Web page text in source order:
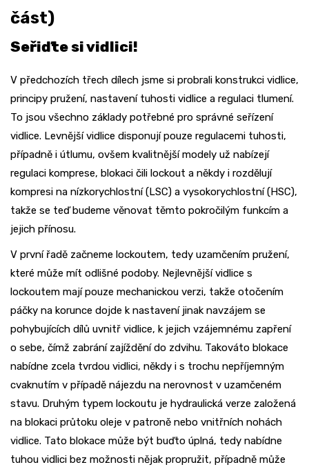
část)
Seřiďte si vidlici!
V předchozích třech dílech jsme si probrali konstrukci vidlice,
principy pružení, nastavení tuhosti vidlice a regulaci tlumení.
To jsou všechno základy potřebné pro správné seřízení
vidlice. Levnější vidlice disponují pouze regulacemi tuhosti,
případně i útlumu, ovšem kvalitnější modely už nabízejí
regulaci komprese, blokaci čili lockout a někdy i rozdělují
kompresi na nízkorychlostní (LSC) a vysokorychlostní (HSC),
takže se teď budeme věnovat těmto pokročilým funkcím a
jejich přínosu.
V první řadě začneme lockoutem, tedy uzamčením pružení,
které může mít odlišné podoby. Nejlevnější vidlice s
lockoutem mají pouze mechanickou verzi, takže otočením
páčky na korunce dojde k nastavení jinak navzájem se
pohybujících dílů uvnitř vidlice, k jejich vzájemnému zapření
o sebe, čímž zabrání zajíždění do zdvihu. Takováto blokace
nabídne zcela tvrdou vidlici, někdy i s trochu nepříjemným
cvaknutím v případě nájezdu na nerovnost v uzamčeném
stavu. Druhým typem lockoutu je hydraulická verze založená
na blokaci průtoku oleje v patroně nebo vnitřních nohách
vidlice. Tato blokace může být buďto úplná, tedy nabídne
tuhou vidlici bez možnosti nějak propružit, případně může